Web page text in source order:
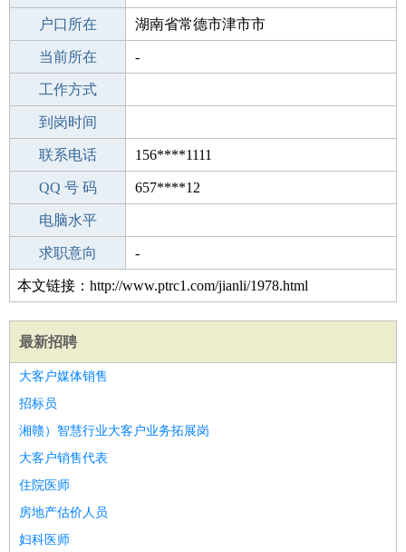
毕业学校 济宁高新区娄庄中学(初中部)
户口所在 湖南省常德市津市市
所学专业 -
当前所在 -
工作经验
工作方式
驾 照
到岗时间
期望月薪
联系电话 156****1111
手机号码 156****1111
QQ 号 码 657****12
微信号码
电脑水平
外语水平
求职意向 -
本文链接：http://www.ptrc1.com/jianli/1978.html
最新招聘
大客户媒体销售
招标员
湘赣）智慧行业大客户业务拓展岗
大客户销售代表
住院医师
房地产估价人员
妇科医师